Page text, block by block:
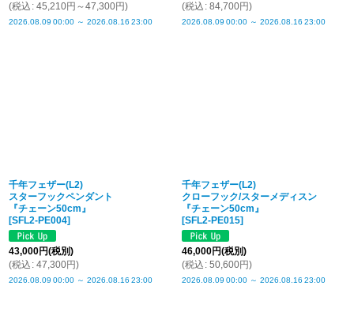
(税込 : 45,210円 ～47,300円)
2026.08.09 00:00 ～ 2026.08.16 23:00
(税込 : 84,700円)
2026.08.09 00:00 ～ 2026.08.16 23:00
千年フェザー(L2)
スターフックペンダント
『チェーン50cm』
[SFL2-PE004]
43,000円(税別)
(税込 : 47,300円)
2026.08.09 00:00 ～ 2026.08.16 23:00
千年フェザー(L2)
クローフック/スターメディスン
『チェーン50cm』
[SFL2-PE015]
46,000円(税別)
(税込 : 50,600円)
2026.08.09 00:00 ～ 2026.08.16 23:00